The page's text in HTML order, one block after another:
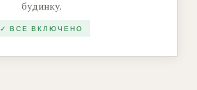
будинку.
✓ ВСЕ ВКЛЮЧЕНО